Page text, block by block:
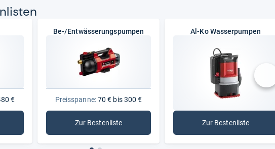
€
Be-/Entwässerungspumpen
Preisspanne:70 € bis 300 €
Zur Bestenliste: Be-/Entwässerungspumpen
Al-Ko Wasserpumpen
Zur Bestenliste
: Al-Ko